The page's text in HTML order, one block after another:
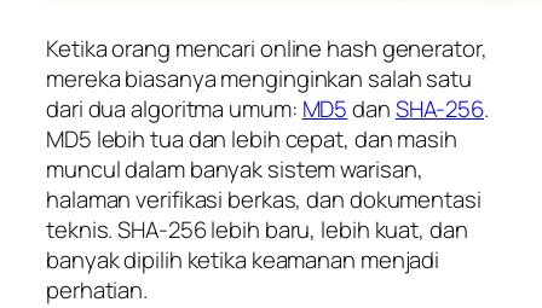
Ketika orang mencari online hash generator,
mereka biasanya menginginkan salah satu
dari dua algoritma umum: MD5danSHA-256.
MD5 lebih tua dan lebih cepat, dan masih
muncul dalam banyak sistem warisan,
halaman verifikasi berkas, dan dokumentasi
teknis. SHA-256 lebih baru, lebih kuat, dan
banyak dipilih ketika keamanan menjadi
perhatian.